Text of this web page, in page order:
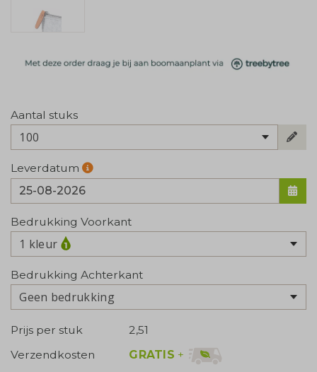
Aantal stuks
100
Leverdatum
Bedrukking Voorkant
1 kleur
Bedrukking Achterkant
Geen bedrukking
Prijs per stuk
2,51
Verzendkosten
GRATIS +